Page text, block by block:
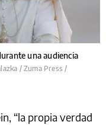
una audiencia
/ Zuma Press /
“la propia verdad